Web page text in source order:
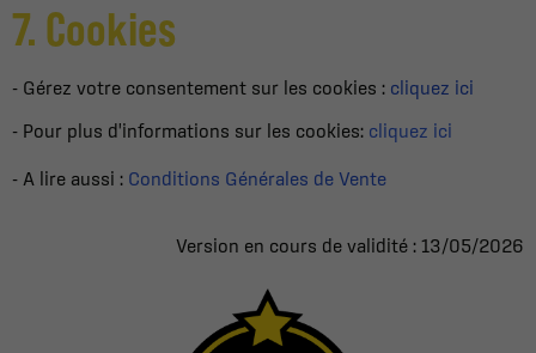
7. Cookies
- Gérez votre consentement sur les cookies : cliquez ici
- Pour plus d'informations sur les cookies: cliquez ici
- A lire aussi : Conditions Générales de Vente
Version en cours de validité : 13/05/2026